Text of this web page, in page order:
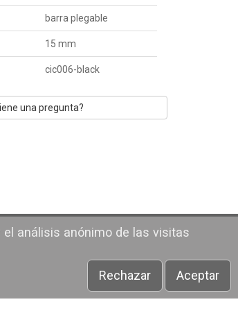
barra plegable
15 mm
cic006-black
una pregunta?
análisis anónimo de las visitas
Rechazar
Aceptar